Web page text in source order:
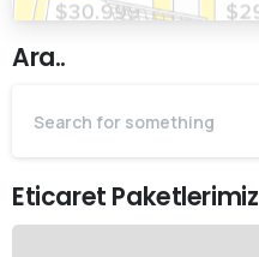
Ara..
Eticaret Paketlerimiz